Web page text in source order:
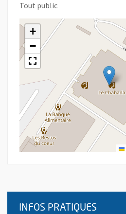
Tout public
+
−
INFOS PRATIQUES